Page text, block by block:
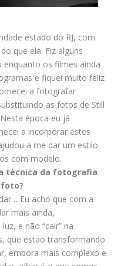
estado do RJ, com
que ela. Fiz alguns
os filmes ainda
e fiquei muito feliz
a fotografar
as fotos de Still
época eu já
a incorporar estes
a me dar um estilo
com modelo.
técnica da fotografia
Eu acho que com a
mais ainda,
e não “cair” na
que estão transformando
embora mais complexo e